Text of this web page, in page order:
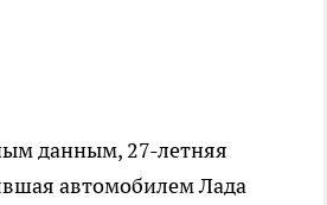
данным, 27-летняя
автомобилем Лада